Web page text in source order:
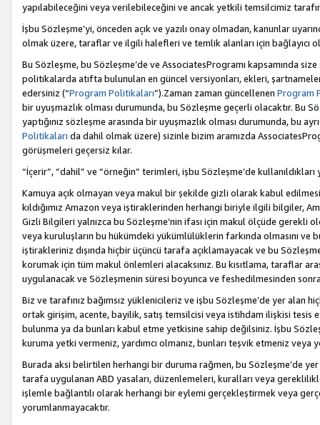
yapılabileceğini veya verilebileceğini ve ancak yetkili temsilcimiz
İşbu Sözleşme’yi, önceden açık ve yazılı onay olmadan, kanunlar
olmak üzere, taraflar ve ilgili halefleri ve temlik alanları için bağlayıcı
Bu Sözleşme, bu Sözleşme’de ve AssociatesProgramı kapsamında
politikalarda atıfta bulunulan en güncel versiyonları, ekleri,
edersiniz (“Program Politikaları”).Zaman zaman güncellenen Program
bir uyuşmazlık olması durumunda, bu Sözleşme geçerli olacaktır. Bu
yaptığınız sözleşme arasında bir uyuşmazlık olması durumunda, bu
Politikaları da dahil olmak üzere) sizinle bizim aramızda
görüşmeleri geçersiz kılar.
“İçerir”, “dahil” ve “örneğin” terimleri, işbu Sözleşme’de
Kamuya açık olmayan veya makul bir şekilde gizli olarak kabul
kıldığımız Amazon veya iştiraklerinden herhangi biriyle ilgili bilgiler,
Gizli Bilgileri yalnızca bu Sözleşme’nin ifası için makul ölçüde gerekli
veya kuruluşların bu hükümdeki yükümlülüklerin farkında olmasını ve
iştirakleriniz dışında hiçbir üçüncü tarafa açıklamayacak ve bu
korumak için tüm makul önlemleri alacaksınız. Bu kısıtlama, taraflar
uygulanacak ve Sözleşmenin süresi boyunca ve feshedilmesinden
Biz ve tarafınız bağımsız yüklenicileriz ve işbu Sözleşme’de yer alan
ortak girişim, acente, bayilik, satış temsilcisi veya istihdam ilişkisi
bulunma ya da bunları kabul etme yetkisine sahip değilsiniz. İşbu
kuruma yetki vermeniz, yardımcı olmanız, bunları teşvik etmeniz
Burada aksi belirtilen herhangi bir duruma rağmen, bu Sözleşme’de
tarafa uygulanan ABD yasaları, düzenlemeleri, kuralları veya
işlemle bağlantılı olarak herhangi bir eylemi gerçekleştirmek veya
yorumlanmayacaktır.